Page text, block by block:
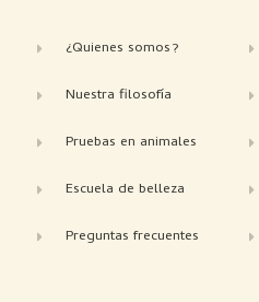
¿Quienes somos?
Nuestra filosofía
Pruebas en animales
Escuela de belleza
Preguntas frecuentes